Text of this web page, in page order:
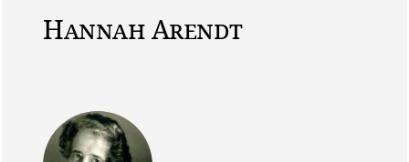
Hannah Arendt